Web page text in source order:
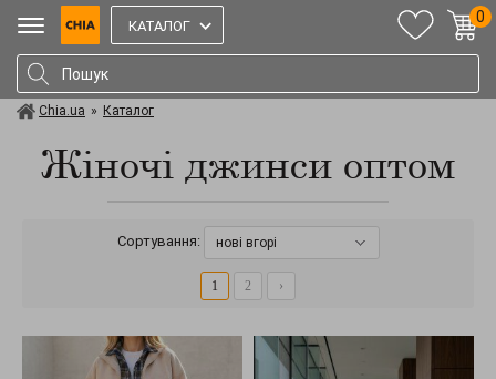
КАТАЛОГ
0
Chia.ua » Каталог
Жіночі джинси оптом
Сортування: нові вгорі
1 2 ›